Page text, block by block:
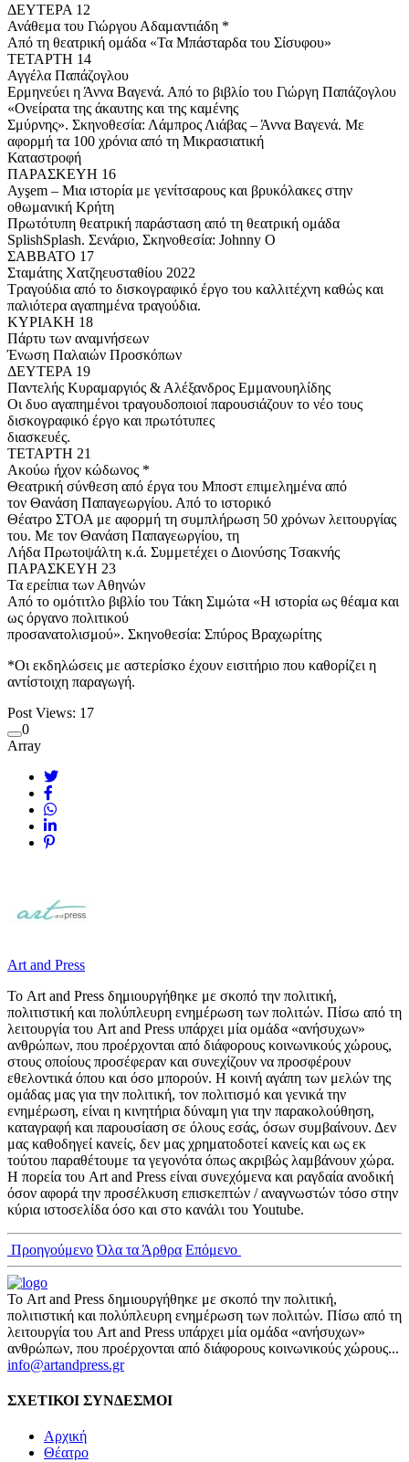
ΔΕΥΤΕΡΑ 12
Ανάθεμα του Γιώργου Αδαμαντιάδη *
Από τη θεατρική ομάδα «Τα Μπάσταρδα του Σίσυφου»
ΤΕΤΑΡΤΗ 14
Αγγέλα Παπάζογλου
Ερμηνεύει η Άννα Βαγενά. Από το βιβλίο του Γιώργη Παπάζογλου
«Ονείρατα της άκαυτης και της καμένης
Σμύρνης». Σκηνοθεσία: Λάμπρος Λιάβας – Άννα Βαγενά. Με
αφορμή τα 100 χρόνια από τη Μικρασιατική
Καταστροφή
ΠΑΡΑΣΚΕΥΗ 16
Ayşem – Μια ιστορία με γενίτσαρους και βρυκόλακες στην
οθωμανική Κρήτη
Πρωτότυπη θεατρική παράσταση από τη θεατρική ομάδα
SplishSplash. Σενάριο, Σκηνοθεσία: Johnny O
ΣΑΒΒΑΤΟ 17
Σταμάτης Χατζηευσταθίου 2022
Τραγούδια από το δισκογραφικό έργο του καλλιτέχνη καθώς και
παλιότερα αγαπημένα τραγούδια.
ΚΥΡΙΑΚΗ 18
Πάρτυ των αναμνήσεων
Ένωση Παλαιών Προσκόπων
ΔΕΥΤΕΡΑ 19
Παντελής Κυραμαργιός & Αλέξανδρος Εμμανουηλίδης
Οι δυο αγαπημένοι τραγουδοποιοί παρουσιάζουν το νέο τους
δισκογραφικό έργο και πρωτότυπες
διασκευές.
ΤΕΤΑΡΤΗ 21
Ακούω ήχον κώδωνος *
Θεατρική σύνθεση από έργα του Μποστ επιμελημένα από
τον Θανάση Παπαγεωργίου. Από το ιστορικό
Θέατρο ΣΤΟΑ με αφορμή τη συμπλήρωση 50 χρόνων λειτουργίας
του. Με τον Θανάση Παπαγεωργίου, τη
Λήδα Πρωτοψάλτη κ.ά. Συμμετέχει ο Διονύσης Τσακνής
ΠΑΡΑΣΚΕΥΗ 23
Τα ερείπια των Αθηνών
Από το ομότιτλο βιβλίο του Τάκη Σιμώτα «Η ιστορία ως θέαμα και
ως όργανο πολιτικού
προσανατολισμού». Σκηνοθεσία: Σπύρος Βραχωρίτης
*Οι εκδηλώσεις με αστερίσκο έχουν εισιτήριο που καθορίζει η
αντίστοιχη παραγωγή.
Post Views: 17
0
Array
Art and Press
Το Art and Press δημιουργήθηκε με σκοπό την πολιτική,
πολιτιστική και πολύπλευρη ενημέρωση των πολιτών. Πίσω από τη
λειτουργία του Art and Press υπάρχει μία ομάδα «ανήσυχων»
ανθρώπων, που προέρχονται από διάφορους κοινωνικούς χώρους,
στους οποίους προσέφεραν και συνεχίζουν να προσφέρουν
εθελοντικά όπου και όσο μπορούν. Η κοινή αγάπη των μελών της
ομάδας μας για την πολιτική, τον πολιτισμό και γενικά την
ενημέρωση, είναι η κινητήρια δύναμη για την παρακολούθηση,
καταγραφή και παρουσίαση σε όλους εσάς, όσων συμβαίνουν. Δεν
μας καθοδηγεί κανείς, δεν μας χρηματοδοτεί κανείς και ως εκ
τούτου παραθέτουμε τα γεγονότα όπως ακριβώς λαμβάνουν χώρα.
Η πορεία του Art and Press είναι συνεχόμενα και ραγδαία ανοδική
όσον αφορά την προσέλκυση επισκεπτών / αναγνωστών τόσο στην
κύρια ιστοσελίδα όσο και στο κανάλι του Youtube.
Προηγούμενο Όλα τα Άρθρα Επόμενο
Το Art and Press δημιουργήθηκε με σκοπό την πολιτική,
πολιτιστική και πολύπλευρη ενημέρωση των πολιτών. Πίσω από τη
λειτουργία του Art and Press υπάρχει μία ομάδα «ανήσυχων»
ανθρώπων, που προέρχονται από διάφορους κοινωνικούς χώρους...
info@artandpress.gr
ΣΧΕΤΙΚΟΙ ΣΥΝΔΕΣΜΟΙ
Αρχική
Θέατρο